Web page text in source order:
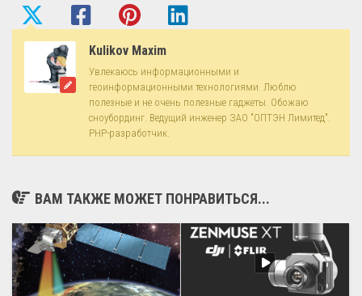
Kulikov Maxim
Увлекаюсь информационными и
геоинформационными технологиями. Люблю
полезные и не очень полезные гаджеты. Обожаю
сноубординг. Ведущий инженер ЗАО "ОПТЭН Лимитед".
PHP-разработчик.
ВАМ ТАКЖЕ МОЖЕТ ПОНРАВИТЬСЯ...